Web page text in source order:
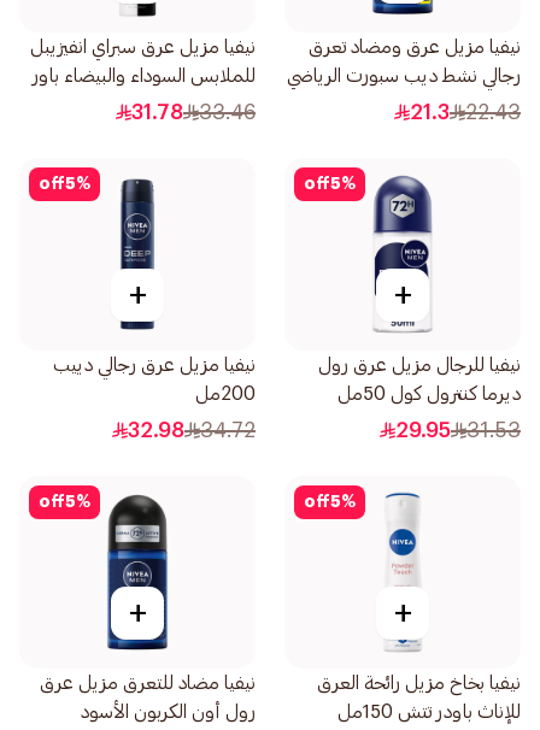
نيفيا مزيل عرق ومضاد تعرق
رجالي نشط ديب سبورت الرياضي
50مل
22.43
21.3
نيفيا مزيل عرق سبراي انفيزيبل
للملابس السوداء والبيضاء باور
للرجال 200مل
33.46
31.78
5%
off
+
نيفيا للرجال مزيل عرق رول
ديرما كنترول كول 50مل
31.53
29.95
5%
off
+
نيفيا مزيل عرق رجالي دييب
200مل
34.72
32.98
5%
off
+
نيفيا بخاخ مزيل رائحة العرق
للإناث باودر تتش 150مل
5%
off
+
نيفيا مضاد للتعرق مزيل عرق
رول أون الكربون الأسود